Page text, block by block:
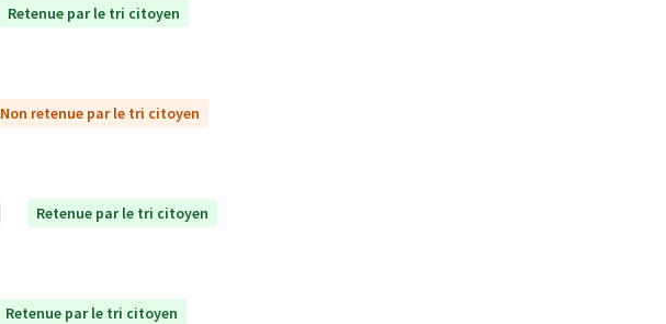
Retenue par le tri citoyen
Non retenue par le tri citoyen
Retenue par le tri citoyen
Retenue par le tri citoyen